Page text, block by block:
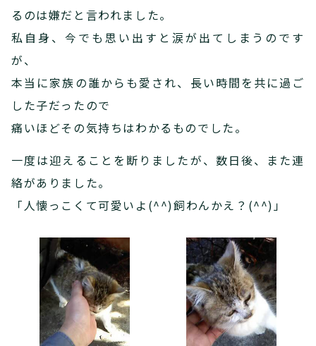
るのは嫌だと言われました。
私自身、今でも思い出すと涙が出てしまうのです
が、
本当に家族の誰からも愛され、長い時間を共に過ご
した子だったので
痛いほどその気持ちはわかるものでした。
一度は迎えることを断りましたが、数日後、また連
絡がありました。
「人懐っこくて可愛いよ(^^)飼わんかえ？(^^)」